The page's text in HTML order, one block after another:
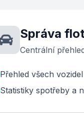
Správa
Centrální
Přehled všech
Statistiky spotřeby a